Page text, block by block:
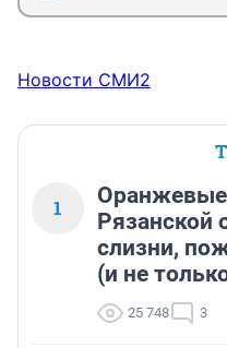
Новости СМИ2
1
Рязанской
слизни,
(и не
25 748 3